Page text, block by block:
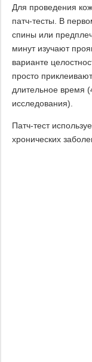
Для проведения
патч-тесты. В
спины или
минут изучают
варианте
просто
длительное время
исследования).
Патч-тест
хронических